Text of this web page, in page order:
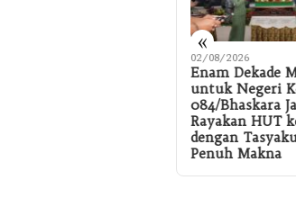
«
02/08/2026
Enam Dekade
untuk Negeri
084/Bhaskara
Rayakan HUT
dengan
Penuh Makna